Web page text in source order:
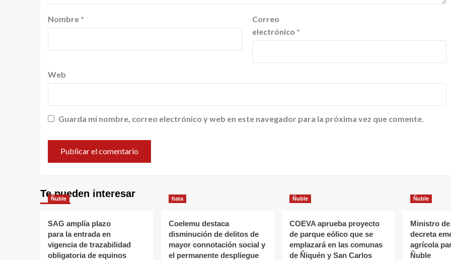
Nombre *
Correo
electrónico *
Web
Guarda mi nombre, correo electrónico y web en este navegador para la próxima vez que comente.
Te pueden interesar
Ñuble
SAG amplía plazo
para la entrada en
vigencia de trazabilidad
obligatoria de equinos
Itata
Coelemu destaca
disminución de delitos de
mayor connotación social y
el permanente despliegue
Ñuble
COEVA aprueba proyecto
de parque eólico que se
emplazará en las comunas
de Ñiquén y San Carlos
Ñuble
Ministro
decreta
agrícola
Ñuble